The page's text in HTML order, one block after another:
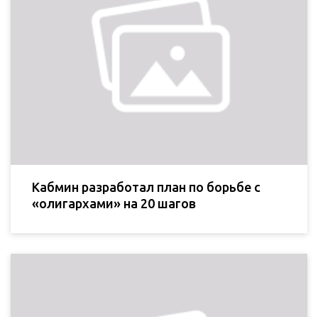
Кабмин разработал план по борьбе с
«олигархами» на 20 шагов